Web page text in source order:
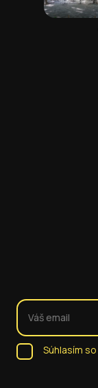
Súhlasím so